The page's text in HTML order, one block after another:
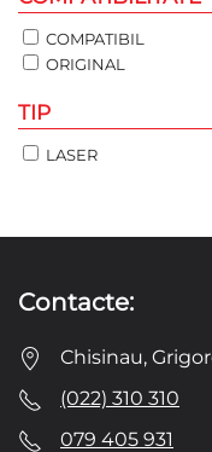
COMPATIBIL
ORIGINAL
TIP
LASER
Contacte:
Chisinau,
(022) 310 310
079 405 931